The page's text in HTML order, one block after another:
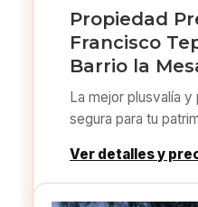
Propiedad
Francisco
Barrio la
La mejor plusvalía
segura para tu
Ver detalles y